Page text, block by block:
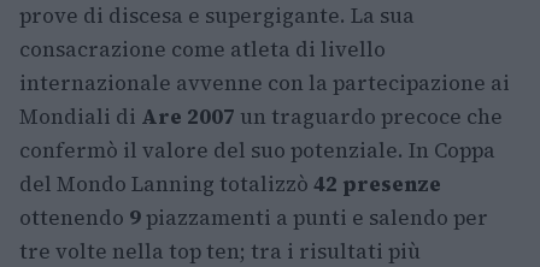
prove di discesa e supergigante. La sua
consacrazione come atleta di livello
internazionale avvenne con la partecipazione ai
Mondiali di Are 2007 un traguardo precoce che
confermò il valore del suo potenziale. In Coppa
del Mondo Lanning totalizzò 42 presenze
ottenendo 9piazzamenti a punti e salendo per
tre volte nella top ten; tra i risultati più